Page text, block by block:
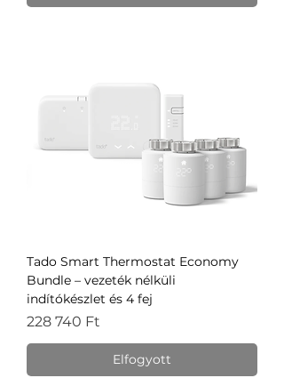
Tado Smart Thermostat Economy
Bundle – vezeték nélküli
indítókészlet és 4 fej
Ár
228 740 Ft
Elfogyott